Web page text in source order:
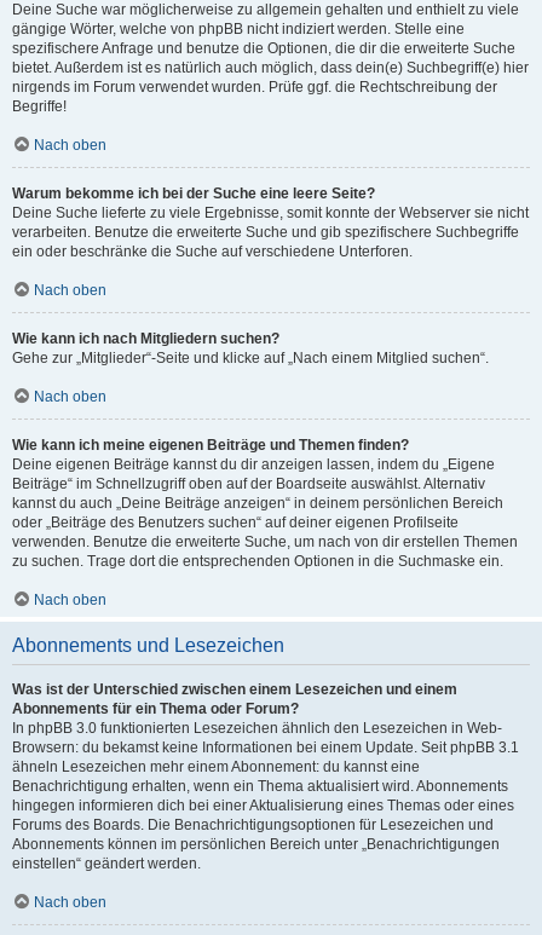
Deine Suche war möglicherweise zu allgemein gehalten und enthielt zu viele
gängige Wörter, welche von phpBB nicht indiziert werden. Stelle eine
spezifischere Anfrage und benutze die Optionen, die dir die erweiterte Suche
bietet. Außerdem ist es natürlich auch möglich, dass dein(e) Suchbegriff(e) hier
nirgends im Forum verwendet wurden. Prüfe ggf. die Rechtschreibung der
Begriffe!
Nach oben
Warum bekomme ich bei der Suche eine leere Seite?
Deine Suche lieferte zu viele Ergebnisse, somit konnte der Webserver sie nicht
verarbeiten. Benutze die erweiterte Suche und gib spezifischere Suchbegriffe
ein oder beschränke die Suche auf verschiedene Unterforen.
Nach oben
Wie kann ich nach Mitgliedern suchen?
Gehe zur „Mitglieder“-Seite und klicke auf „Nach einem Mitglied suchen“.
Nach oben
Wie kann ich meine eigenen Beiträge und Themen finden?
Deine eigenen Beiträge kannst du dir anzeigen lassen, indem du „Eigene
Beiträge“ im Schnellzugriff oben auf der Boardseite auswählst. Alternativ
kannst du auch „Deine Beiträge anzeigen“ in deinem persönlichen Bereich
oder „Beiträge des Benutzers suchen“ auf deiner eigenen Profilseite
verwenden. Benutze die erweiterte Suche, um nach von dir erstellen Themen
zu suchen. Trage dort die entsprechenden Optionen in die Suchmaske ein.
Nach oben
Abonnements und Lesezeichen
Was ist der Unterschied zwischen einem Lesezeichen und einem
Abonnements für ein Thema oder Forum?
In phpBB 3.0 funktionierten Lesezeichen ähnlich den Lesezeichen in Web-
Browsern: du bekamst keine Informationen bei einem Update. Seit phpBB 3.1
ähneln Lesezeichen mehr einem Abonnement: du kannst eine
Benachrichtigung erhalten, wenn ein Thema aktualisiert wird. Abonnements
hingegen informieren dich bei einer Aktualisierung eines Themas oder eines
Forums des Boards. Die Benachrichtigungsoptionen für Lesezeichen und
Abonnements können im persönlichen Bereich unter „Benachrichtigungen
einstellen“ geändert werden.
Nach oben